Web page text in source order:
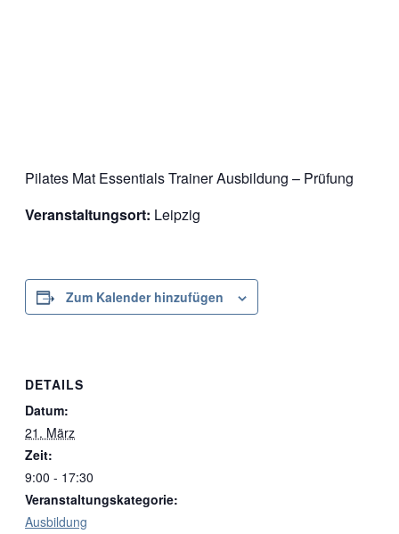
Pilates Mat Essentials Trainer Ausbildung – Prüfung
Veranstaltungsort: Leipzig
Zum Kalender hinzufügen
DETAILS
Datum:
21. März
Zeit:
9:00 - 17:30
Veranstaltungskategorie:
Ausbildung